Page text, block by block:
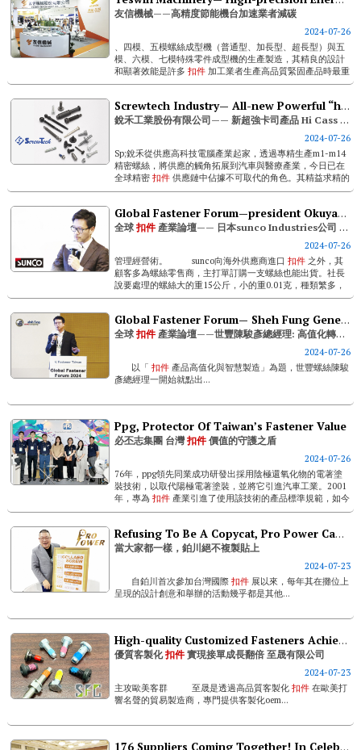
友信機械——高精度節能機台加速業者減碳
2024-07-26
、四模、五模螺絲成型機（普通型、加長型、超長型）與五
模、六模、七模特殊零件成型機的生產製造，其精良的設計
和顯著效能是許多 扣件加工業者生產高品質緊固產品時最重
要的關鍵。獲得廣大產業認可的技術和機械耐用度也讓友信
Screwtech Industry— All-new Powerful “hi Cass” To Be Unveiled This October
銳禾工業股份有限公司—— 新超強卡司產品 Hi Cass 今年十月將盛大亮相
2024-07-26
Sp;銳禾從供應高科技電腦產業起家，透過專精生產m1-m14
精密螺絲，將供應的觸角拓展到汽車與醫療產業，今日已在
全球精密 扣件供應鏈中佔據不可取代的角色。其精益求精的
技術以及提供給廣大客戶群的a+級服務，獲得歐美客戶的盛
Global Fastener Forum—president Okuyama Of Sunco Industries (japan): Technological Innovation In Fastening Systems And Current International Market Trends
全球扣件產業論壇—— 日本sunco Industries公司 奧山淑英社長： 全球關注的物流創新技術
2024-07-26
管理經營術。 sunco向海外供應商進口 扣件 之外，其
顧客多為螺絲零售商，主打單訂購一支螺絲也能出貨。社長
說要處理的螺絲大的重15公斤，小的重0.01克，種類繁多，
總...
Global Fastener Forum— Sheh Fung General Manager Kent Chen: High-value Transformation And Green Manufacturing Are Future Trends
全球扣件產業論壇——世豐陳駿彥總經理: 高值化轉型， 綠色製造是未來趨勢
2024-07-26
以「 扣件 產品高值化與智慧製造」為題，世豐螺絲陳駿
彥總經理一開始就點出...
Ppg, Protector Of Taiwan’s Fastener Value
必丕志集團 台灣扣件價值的守護之盾
2024-07-26
76年，ppg領先同業成功研發出採用陰極還氧化物的電著塗
裝技術，以取代陽極電著塗裝，並將它引進汽車工業。2001
年，專為 扣件 產業引進了使用該技術的產品標準規範，如今
此技術已在建築...
Refusing To Be A Copycat, Pro Power Can Always Surprise Everyone With Creative Ideas
當大家都一樣，鉑川絕不複製貼上
2024-07-23
自鉑川首次參加台灣國際 扣件 展以來，每年其在攤位上
呈現的設計創意和舉辦的活動幾乎都是其他...
High-quality Customized Fasteners Achieving Doubled Order Growth- Supreme Fastener Corp.
優質客製化扣件實現接單成長翻倍 至晟有限公司
2024-07-23
主攻歐美客群 至晟是透過高品質客製化 扣件在歐美打
響名聲的貿易製造商，專門提供客製化oem...
176 Suppliers Coming Together! In Celebration Of Success At 19th Sunco-kai (general Assembly)